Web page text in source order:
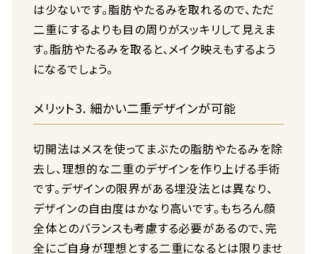
は少ないです。脂肪やたるみを取れるので、ただ
二重にするよりも目の周りがスッキリして見えま
す。脂肪やたるみを取ると、メイク映えもするよう
になるでしょう。
メリット3. 細かい二重デザインが可能
切開法はメスを使ってまぶたの脂肪やたるみを除
去し、理想的な二重のデザインを作り上げる手術
です。デザインの限界がある埋没法とは異なり、
デザインの自由度はかなり高いです。もちろん顔
全体とのバランスも考慮する必要があるので、完
全にご自身が理想とする二重になるとは限りませ